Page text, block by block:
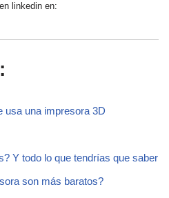
linkedin en:
usa una impresora 3D
Y todo lo que tendrías que saber
son más baratos?